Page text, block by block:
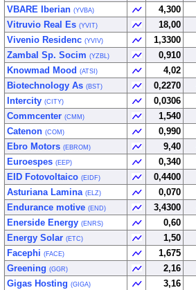
VBARE Iberian (YVBA) 4,300
Vitruvio Real Es (YVIT) 18,00
Vivenio Residenc (YVIV) 1,3300
Zambal Sp. Socim (YZBL) 0,910
Knowmad Mood (ATSI) 4,02
Biotechnology As (BST) 0,2270
Intercity (CITY) 0,0306
Commcenter (CMM) 1,540
Catenon (COM) 0,990
Ebro Motors (EBROM) 9,40
Euroespes (EEP) 0,340
EID Fotovoltaico (EIDF) 0,4400
Asturiana Lamina (ELZ) 0,070
Endurance motive (END) 3,4300
Enerside Energy (ENRS) 0,60
Energy Solar (ETC) 1,50
Facephi (FACE) 1,675
Greening (GGR) 2,16
Gigas Hosting (GIGA) 3,16